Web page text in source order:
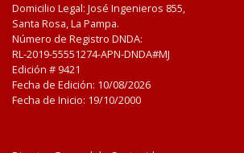
Domicilio Legal: José Ingenieros 855,
Santa Rosa, La Pampa.
Número de Registro DNDA:
RL-2019-55551274-APN-DNDA#MJ
Edición # 9421
Fecha de Edición: 10/08/2026
Fecha de Inicio: 19/10/2000